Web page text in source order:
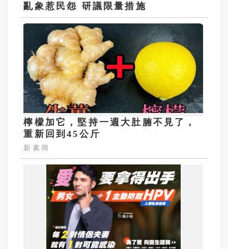
亂象惹民怨 研議限量措施
檸檬加它，堅持一週大肚腩不見了，
重新回到45公斤
新素簡